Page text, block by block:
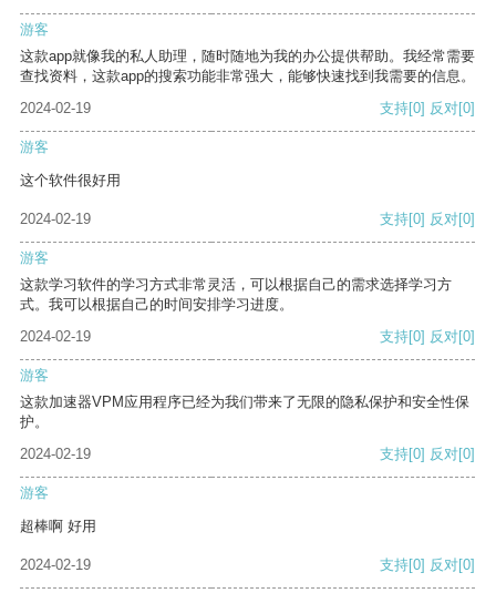
游客
这款app就像我的私人助理，随时随地为我的办公提供帮助。我经常需要
查找资料，这款app的搜索功能非常强大，能够快速找到我需要的信息。
2024-02-19
支持[0] 反对[0]
游客
这个软件很好用
2024-02-19 支持[0] 反对[0]
游客
这款学习软件的学习方式非常灵活，可以根据自己的需求选择学习方
式。我可以根据自己的时间安排学习进度。
2024-02-19
支持[0] 反对[0]
游客
这款加速器VPM应用程序已经为我们带来了无限的隐私保护和安全性保
护。
2024-02-19
支持[0] 反对[0]
游客
超棒啊 好用
2024-02-19 支持[0] 反对[0]